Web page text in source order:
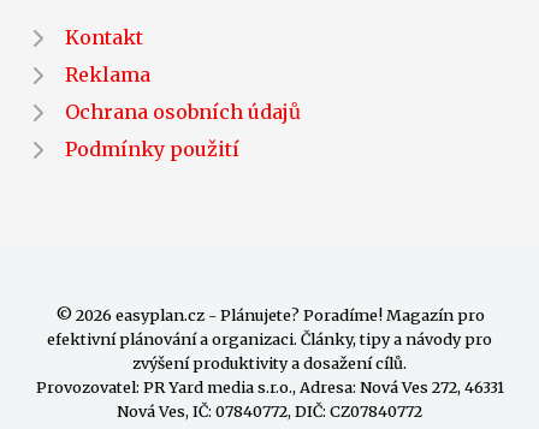
Kontakt
Reklama
Ochrana osobních údajů
Podmínky použití
© 2026 easyplan.cz - Plánujete? Poradíme! Magazín pro
efektivní plánování a organizaci. Články, tipy a návody pro
zvýšení produktivity a dosažení cílů.
Provozovatel: PR Yard media s.r.o., Adresa: Nová Ves 272, 46331
Nová Ves, IČ: 07840772, DIČ: CZ07840772